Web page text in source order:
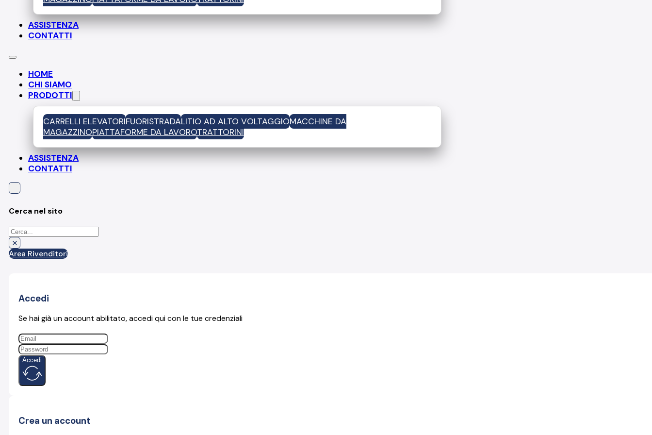
ASSISTENZA
CONTATTI
HOME
CHI SIAMO
PRODOTTI
CARRELLI ELEVATORIFUORISTRADALITIO AD ALTO VOLTAGGIOMACCHINE DA
MAGAZZINOPIATTAFORME DA LAVOROTRATTORINI
ASSISTENZA
CONTATTI
Cerca nel sito
Cerca
×
Area Rivenditori
Accedi
Se hai già un account abilitato, accedi qui con le tue credenziali
Accedi
Crea un account